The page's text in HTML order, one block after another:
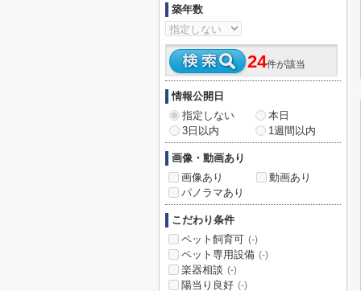
築年数
24件が該当
情報公開日
指定しない
本日
3日以内
1週間以内
画像・動画あり
画像あり
動画あり
パノラマあり
こだわり条件
ペット飼育可 (-)
ペット専用設備 (-)
楽器相談 (-)
陽当り良好 (-)